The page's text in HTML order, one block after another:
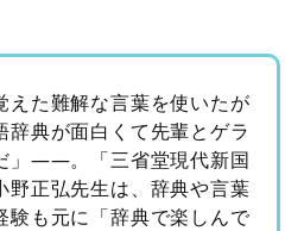
えた難解な言葉を使いたが
辞典が面白くて先輩とゲラ
」――。「三省堂現代新国
野正弘先生は、辞典や言葉
験も元に「辞典で楽しんで